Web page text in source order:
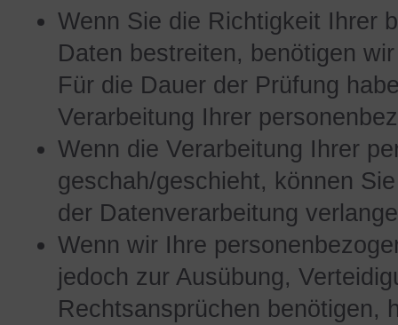
Wenn Sie die Richtigkeit Ihrer
Daten bestreiten, benötigen
Für die Dauer der Prüfung
Verarbeitung Ihrer
Wenn die Verarbeitung Ihrer
geschah/geschieht, können
der Datenverarbeitung
Wenn wir Ihre
jedoch zur Ausübung,
Rechtsansprüchen benötigen,